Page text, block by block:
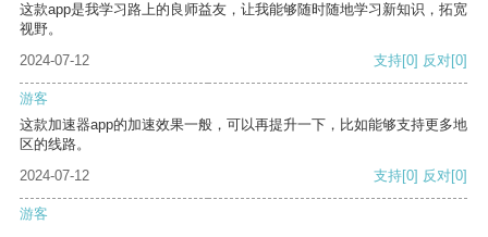
这款app是我学习路上的良师益友，让我能够随时随地学习新知识，拓宽
视野。
2024-07-12
支持[0] 反对[0]
游客
这款加速器app的加速效果一般，可以再提升一下，比如能够支持更多地
区的线路。
2024-07-12
支持[0] 反对[0]
游客